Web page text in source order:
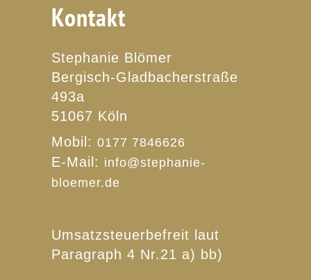
Kontakt
Stephanie Blömer
Bergisch-Gladbacherstraße
493a
51067 Köln
Mobil: 0177 7846626
E-Mail: info@stephanie-
bloemer.de
Umsatzsteuerbefreit laut
Paragraph 4 Nr.21 a) bb)